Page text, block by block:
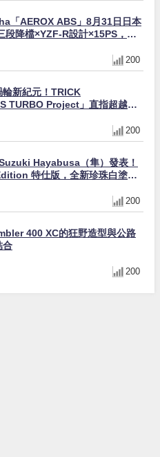
「AEROX ABS」8月31日日本
段降檔×YZF-R設計×15PS，最
200
輪新紀元！TRICK
TURBO Project」直指超越
200
Hayabusa（隼）發表！
特仕版，全新珍珠白塗裝
200
400 XC的狂野造型與公路
合
200